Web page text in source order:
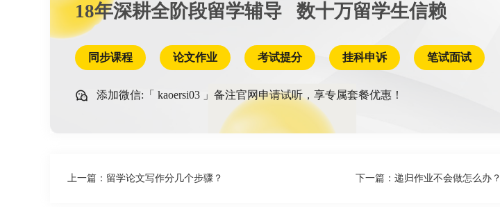
18年深耕全阶段留学辅导 数十万留学生信赖
同步课程 论文作业 考试提分 挂科申诉 笔试面试
添加微信:「 kaoersi03 」备注官网申请试听，享专属套餐优惠！
上一篇： 留学论文写作分几个步骤？ 下一篇： 递归作业不会做怎么办？